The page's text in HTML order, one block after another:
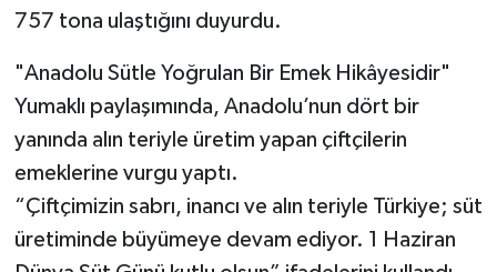
757 tona ulaştığını duyurdu.
"Anadolu Sütle Yoğrulan Bir Emek Hikâyesidir"
Yumaklı paylaşımında, Anadolu’nun dört bir
yanında alın teriyle üretim yapan çiftçilerin
emeklerine vurgu yaptı.
“Çiftçimizin sabrı, inancı ve alın teriyle Türkiye; süt
üretiminde büyümeye devam ediyor. 1 Haziran